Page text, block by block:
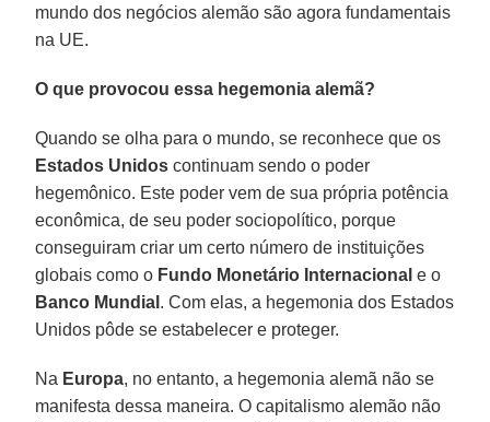
mundo dos negócios alemão são agora fundamentais
na UE.
O que provocou essa hegemonia alemã?
Quando se olha para o mundo, se reconhece que os
Estados Unidos continuam sendo o poder
hegemônico. Este poder vem de sua própria potência
econômica, de seu poder sociopolítico, porque
conseguiram criar um certo número de instituições
globais como o Fundo Monetário Internacional e o
Banco Mundial . Com elas, a hegemonia dos Estados
Unidos pôde se estabelecer e proteger.
Na Europa, no entanto, a hegemonia alemã não se
manifesta dessa maneira. O capitalismo alemão não